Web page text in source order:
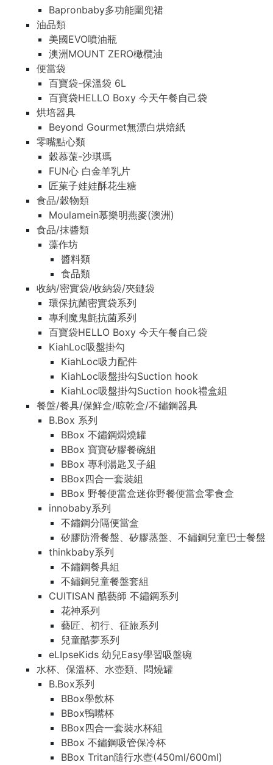
Bapronbaby多功能圍兜裙
油品類
美國EVO噴油瓶
澳洲MOUNT ZERO橄欖油
便當袋
百寶袋-保溫袋 6L
百寶袋HELLO Boxy 今天午餐自己袋
烘培器具
Beyond Gourmet無漂白烘焙紙
零嘴點心類
穀慕蒎-沙琪瑪
FUN心 白金羊乳片
匠菓子娃娃酥花生糖
食品/穀物類
Moulamein慕樂明燕麥(澳洲)
食品/抹醬類
藻作坊
醬料類
食品類
收納/密實袋/收納袋/夾鏈袋
環保抗菌密實袋系列
專利魔鬼氈抗菌系列
百寶袋HELLO Boxy 今天午餐自己袋
KiahLoc吸盤掛勾
KiahLoc吸力配件
KiahLoc吸盤掛勾Suction hook
KiahLoc吸盤掛勾Suction hook禮盒組
餐盤/餐具/保鮮盒/晾乾盒/不鏽鋼器具
B.Box 系列
BBox 不鏽鋼燜燒罐
BBox 寶寶矽膠餐碗組
BBox 專利湯匙叉子組
BBox四合一套裝組
BBox 野餐便當盒迷你野餐便當盒零食盒
innobaby系列
不鏽鋼分隔便當盒
矽膠防滑餐盤、矽膠蒸盤、不鏽鋼兒童巴士餐盤
thinkbaby系列
不鏽鋼餐具組
不鏽鋼兒童餐盤套組
CUITISAN 酷藝師 不鏽鋼系列
花神系列
藝匠、初行、征旅系列
兒童酷夢系列
eLIpseKids 幼兒Easy學習吸盤碗
水杯、保溫杯、水壺類、悶燒罐
B.Box系列
BBox學飲杯
BBox鴨嘴杯
BBox四合一套裝水杯組
BBox 不鏽鋼吸管保冷杯
BBox Tritan隨行水壺(450ml/600ml)